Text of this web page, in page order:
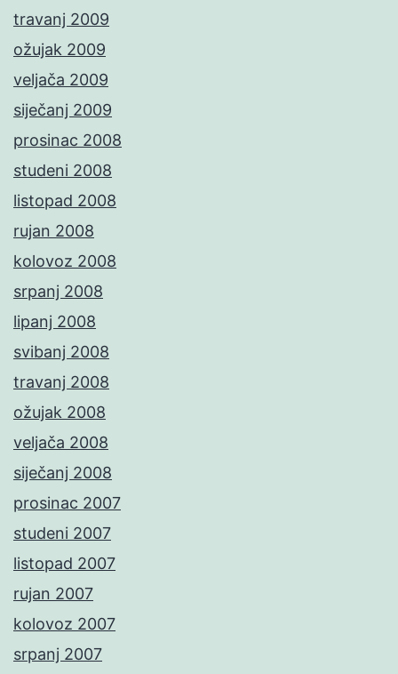
travanj 2009
ožujak 2009
veljača 2009
siječanj 2009
prosinac 2008
studeni 2008
listopad 2008
rujan 2008
kolovoz 2008
srpanj 2008
lipanj 2008
svibanj 2008
travanj 2008
ožujak 2008
veljača 2008
siječanj 2008
prosinac 2007
studeni 2007
listopad 2007
rujan 2007
kolovoz 2007
srpanj 2007